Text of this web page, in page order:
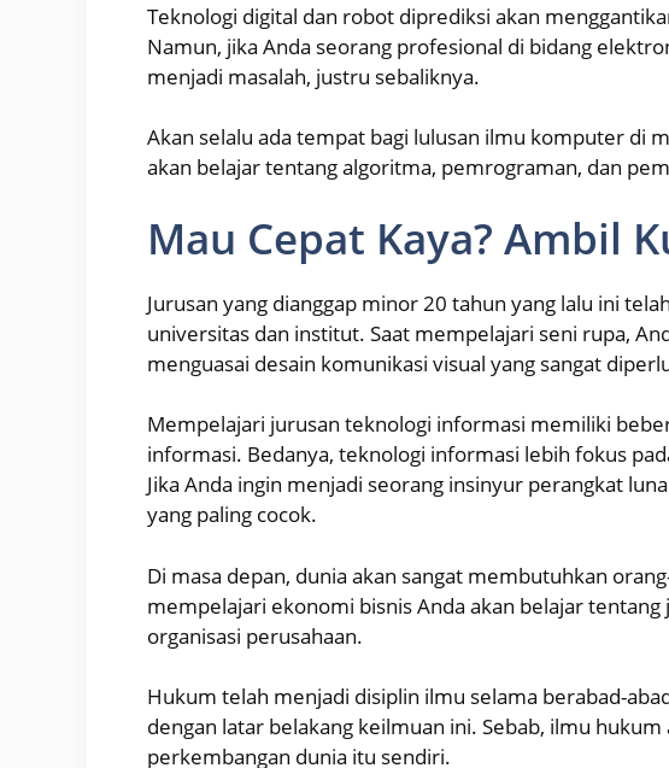
Teknologi digital dan robot diprediksi akan
Namun, jika Anda seorang profesional di bidang
menjadi masalah, justru sebaliknya.
Akan selalu ada tempat bagi lulusan ilmu komputer di
akan belajar tentang algoritma, pemrograman, dan
Mau Cepat Kaya? Ambil
Jurusan yang dianggap minor 20 tahun yang lalu ini
universitas dan institut. Saat mempelajari seni rupa,
menguasai desain komunikasi visual yang sangat
Mempelajari jurusan teknologi informasi memiliki
informasi. Bedanya, teknologi informasi lebih fokus
Jika Anda ingin menjadi seorang insinyur perangkat
yang paling cocok.
Di masa depan, dunia akan sangat membutuhkan
mempelajari ekonomi bisnis Anda akan belajar
organisasi perusahaan.
Hukum telah menjadi disiplin ilmu selama berabad-
dengan latar belakang keilmuan ini. Sebab, ilmu
perkembangan dunia itu sendiri.